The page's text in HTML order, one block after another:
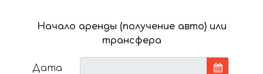
Начало аренды (получение авто) или
трансфера
Дата